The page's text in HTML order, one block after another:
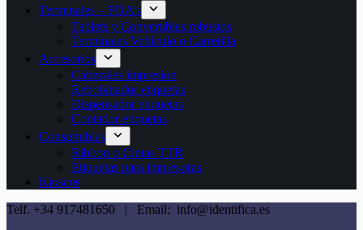
Terminales – PDA’s
Tablets y Convertibles robustos
Terminales Vehículo o Carretilla
Accesorios
Cabezales impresion
Rebobinador etiquetas
Dispensador etiquetas
Contador etiquetas
Consumibles
Ribbon o Cintas TTR
Etiquetas para impresoras
Kioscos
Telf. +34 917481650 | Email: info@identifica.es